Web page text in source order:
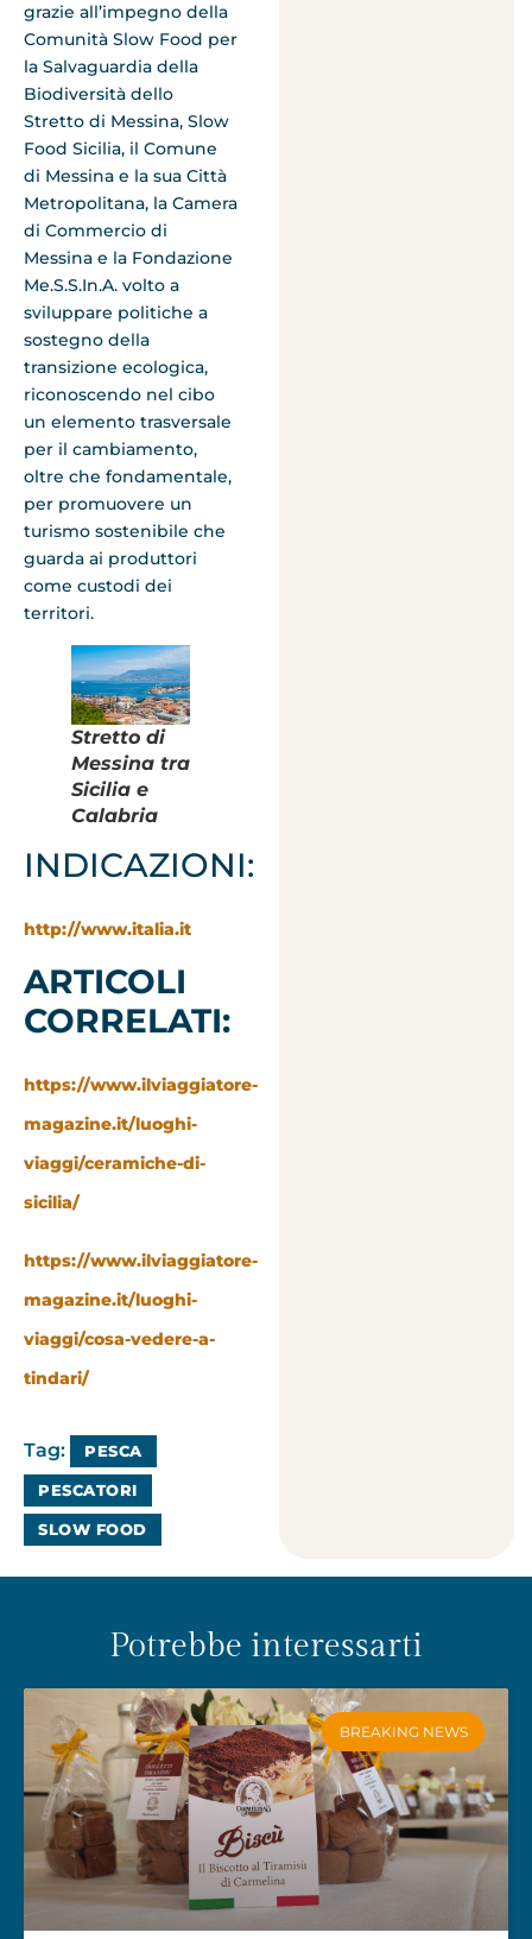
grazie all’impegno della
Comunità Slow Food per
la Salvaguardia della
Biodiversità dello
Stretto di Messina, Slow
Food Sicilia, il Comune
di Messina e la sua Città
Metropolitana, la Camera
di Commercio di
Messina e la Fondazione
Me.S.S.In.A. volto a
sviluppare politiche a
sostegno della
transizione ecologica,
riconoscendo nel cibo
un elemento trasversale
per il cambiamento,
oltre che fondamentale,
per promuovere un
turismo sostenibile che
guarda ai produttori
come custodi dei
territori.
Stretto di
Messina tra
Sicilia e
Calabria
INDICAZIONI:
http://www.italia.it
ARTICOLI
CORRELATI:
https://www.ilviaggiatore-
magazine.it/luoghi-
viaggi/ceramiche-di-
sicilia/
https://www.ilviaggiatore-
magazine.it/luoghi-
viaggi/cosa-vedere-a-
tindari/
Tag: PESCA
PESCATORI
SLOW FOOD
Potrebbe interessarti
BREAKING NEWS